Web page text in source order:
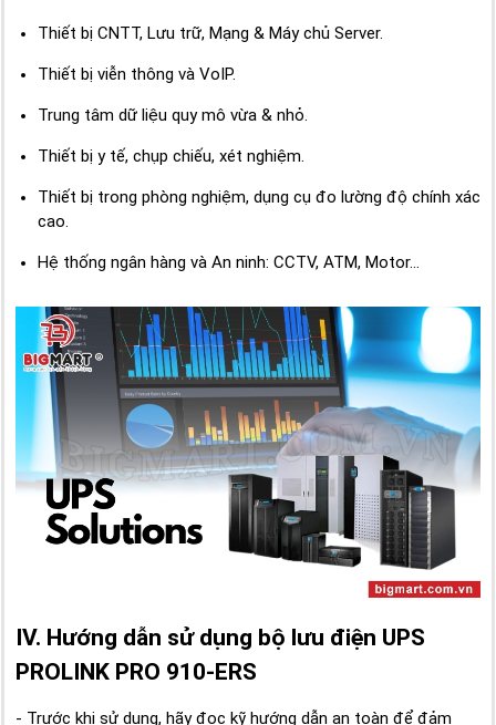
Thiết bị CNTT, Lưu trữ, Mạng & Máy chủ Server.
Thiết bị viễn thông và VoIP.
Trung tâm dữ liệu quy mô vừa & nhỏ.
Thiết bị y tế, chụp chiếu, xét nghiệm.
Thiết bị trong phòng nghiệm, dụng cụ đo lường độ chính xác
cao.
Hệ thống ngân hàng và An ninh: CCTV, ATM, Motor…
IV. Hướng dẫn sử dụng bộ lưu điện UPS
PROLINK PRO 910-ERS
- Trước khi sử dụng, hãy đọc kỹ hướng dẫn an toàn để đảm